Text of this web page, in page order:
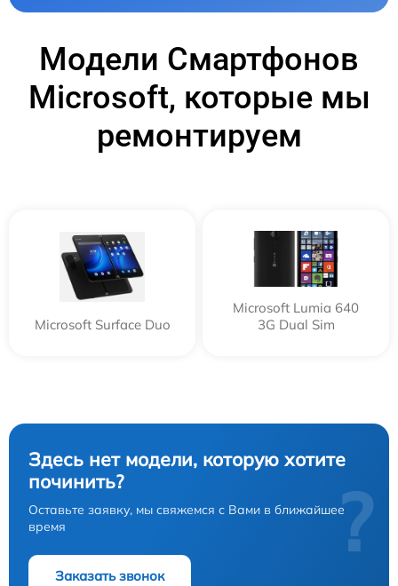
Модели Смартфонов
Microsoft, которые мы
ремонтируем
Microsoft Surface Duo
Microsoft Lumia 640
3G Dual Sim
Здесь нет модели, которую хотите
починить?
Оставьте заявку, мы свяжемся с Вами в ближайшее
время
Заказать звонок
?